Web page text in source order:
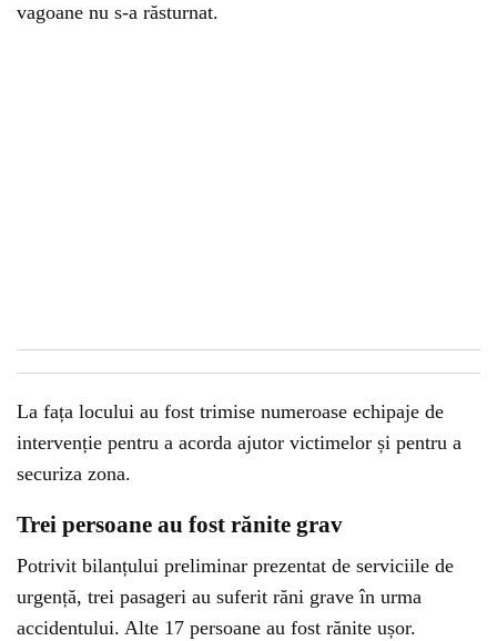
vagoane nu s-a răsturnat.
La fața locului au fost trimise numeroase echipaje de
intervenție pentru a acorda ajutor victimelor și pentru a
securiza zona.
Trei persoane au fost rănite grav
Potrivit bilanțului preliminar prezentat de serviciile de
urgență, trei pasageri au suferit răni grave în urma
accidentului. Alte 17 persoane au fost rănite ușor.